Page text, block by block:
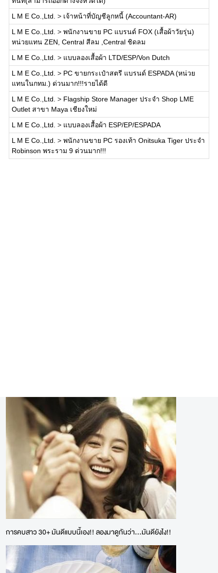
L M E Co.,Ltd. > เจ้าหน้าที่บัญชีลูกหนี้ (Accountant-AR)
L M E Co.,Ltd. > พนักงานขาย PC แบรนด์ FOX (เสื้อผ้าวัยรุ่น)
หน่วยแทน ZEN, Central สีลม ,Central ชิดลม
L M E Co.,Ltd. > แบบลองเสื้อผ้า LTD/ESP/Von Dutch
L M E Co.,Ltd. > PC ขายกระเป๋าสตรี แบรนด์ ESPADA (หน่วย
แทนในกทม.) ด่วนมาก!!!รายได้ดี
L M E Co.,Ltd. > Flagship Store Manager ประจำ Shop LME
Outlet สาขา Maya เชียงใหม่
L M E Co.,Ltd. > แบบลองเสื้อผ้า ESP/EP/ESPADA
L M E Co.,Ltd. > พนักงานขาย PC รองเท้า Onitsuka Tiger ประจำ
Robinson พระราม 9 ด่วนมาก!!!
การคบสาว 30+ มันดีแบบนี้เอง!! ลองมาดูกันว่า...มันดียังไง!!